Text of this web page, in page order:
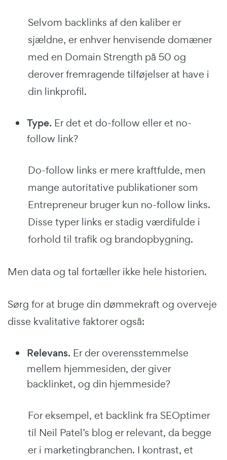
Selvom backlinks af den kaliber er
sjældne, er enhver henvisende domæner
med en Domain Strength på 50 og
derover fremragende tilføjelser at have i
din linkprofil.
Type. Er det et do-follow eller et no-
follow link?
Do-follow links er mere kraftfulde, men
mange autoritative publikationer som
Entrepreneur bruger kun no-follow links.
Disse typer links er stadig værdifulde i
forhold til trafik og brandopbygning.
Men data og tal fortæller ikke hele historien.
Sørg for at bruge din dømmekraft og overveje
disse kvalitative faktorer også:
Relevans. Er der overensstemmelse
mellem hjemmesiden, der giver
backlinket, og din hjemmeside?
For eksempel, et backlink fra SEOptimer
til Neil Patel’s blog er relevant, da begge
er i marketingbranchen. I kontrast, et